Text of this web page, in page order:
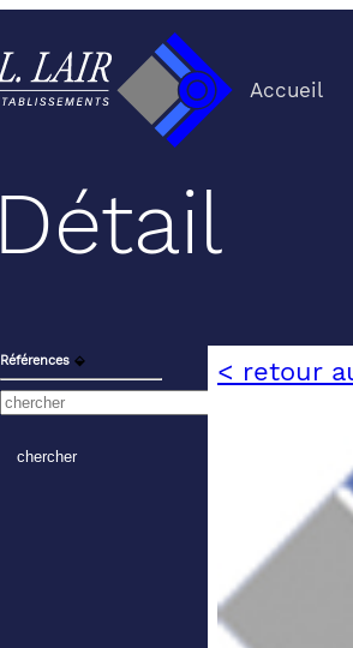
Accueil
Détail
Références ⬙ < retour